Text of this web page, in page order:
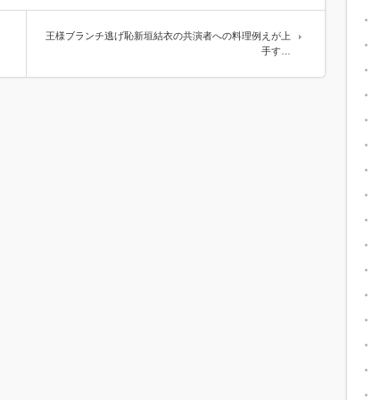
王様ブランチ逃げ恥新垣結衣の共演者への料理例えが上
手す…